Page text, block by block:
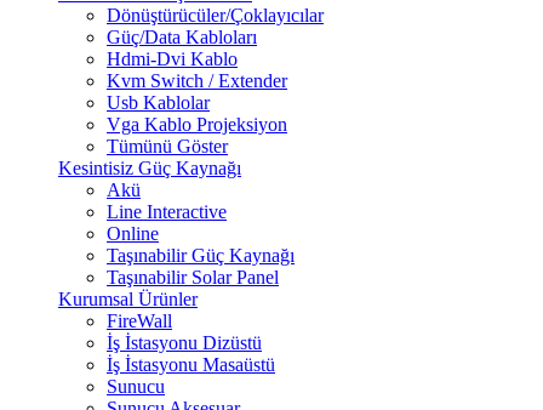
Dönüştürücüler/Çoklayıcılar
Güç/Data Kabloları
Hdmi-Dvi Kablo
Kvm Switch / Extender
Usb Kablolar
Vga Kablo Projeksiyon
Tümünü Göster
Kesintisiz Güç Kaynağı
Akü
Line Interactive
Online
Taşınabilir Güç Kaynağı
Taşınabilir Solar Panel
Kurumsal Ürünler
FireWall
İş İstasyonu Dizüstü
İş İstasyonu Masaüstü
Sunucu